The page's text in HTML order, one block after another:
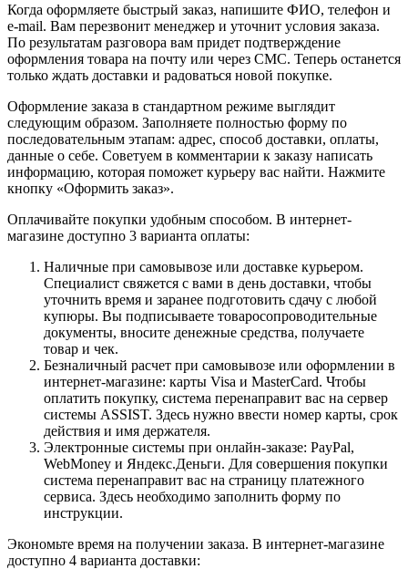
Когда оформляете быстрый заказ, напишите ФИО, телефон и
e-mail. Вам перезвонит менеджер и уточнит условия заказа.
По результатам разговора вам придет подтверждение
оформления товара на почту или через СМС. Теперь останется
только ждать доставки и радоваться новой покупке.
Оформление заказа в стандартном режиме выглядит
следующим образом. Заполняете полностью форму по
последовательным этапам: адрес, способ доставки, оплаты,
данные о себе. Советуем в комментарии к заказу написать
информацию, которая поможет курьеру вас найти. Нажмите
кнопку «Оформить заказ».
Оплачивайте покупки удобным способом. В интернет-
магазине доступно 3 варианта оплаты:
Наличные при самовывозе или доставке курьером.
Специалист свяжется с вами в день доставки, чтобы
уточнить время и заранее подготовить сдачу с любой
купюры. Вы подписываете товаросопроводительные
документы, вносите денежные средства, получаете
товар и чек.
Безналичный расчет при самовывозе или оформлении в
интернет-магазине: карты Visa и MasterCard. Чтобы
оплатить покупку, система перенаправит вас на сервер
системы ASSIST. Здесь нужно ввести номер карты, срок
действия и имя держателя.
Электронные системы при онлайн-заказе: PayPal,
WebMoney и Яндекс.Деньги. Для совершения покупки
система перенаправит вас на страницу платежного
сервиса. Здесь необходимо заполнить форму по
инструкции.
Экономьте время на получении заказа. В интернет-магазине
доступно 4 варианта доставки: